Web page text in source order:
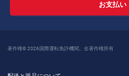
お支払い
著作権© 2026国際運転免許機関。全著作権所有